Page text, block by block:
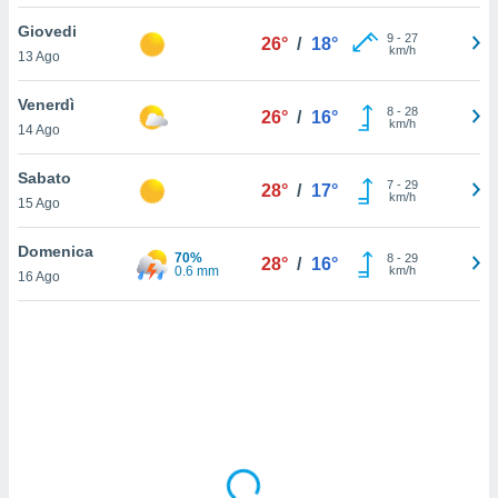
cookie
il tuo
in
a piè
del
Giovedi
13 Ago
26° / 18° 9- 27
km/h
Venerdì
14 Ago
26° / 16° 8- 28
km/h
Sabato
15 Ago
28° / 17° 7- 29
km/h
Domenica
16 Ago
70%
0.6 mm
28° / 16° 8- 29
km/h